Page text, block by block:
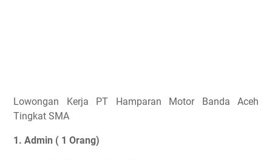
Lowongan Kerja PT Hamparan Motor Banda Aceh
Tingkat SMA
1. Admin ( 1 Orang)